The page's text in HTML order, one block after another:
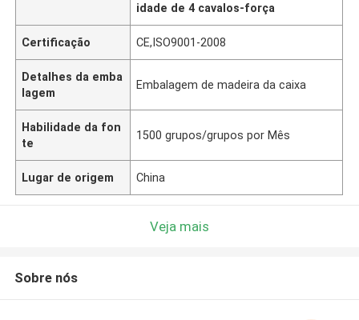
idade de 4 cavalos-força
Certificação CE,ISO9001-2008
Detalhes da emba
lagem
Embalagem de madeira da caixa
Habilidade da fon
te
1500 grupos/grupos por Mês
Lugar de origem China
Veja mais
Sobre nós